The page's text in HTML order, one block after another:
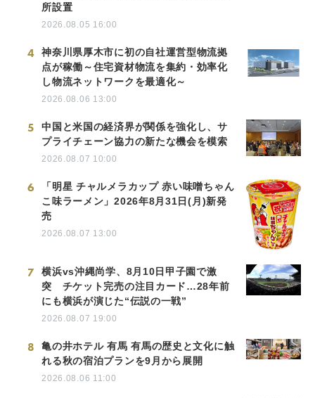
所設置
2026.08.05 16:00
4
神奈川県厚木市に初の自社運営型物流拠
点が稼働～住宅資材物流を集約・効率化
し物流ネットワークを最適化～
2026.08.06 13:00
5
中国と米国の経済界が関係を強化し、サ
プライチェーン協力の新たな機会を模索
2026.08.07 10:00
6
「明星 チャルメラカップ 赤い味噌ちゃん
こ味ラーメン」2026年8月31日(月)新発
売
2026.08.07 13:00
7
横浜vs沖縄尚学、8月10日甲子園で激
突 チケット完売の注目カード…28年前
にも横浜が演じた“伝説の一戦”
2026.08.07 19:00
8
亀の井ホテル 有馬 有馬の歴史と文化に触
れる秋の宿泊プランを9月から展開
2026.08.06 11:00